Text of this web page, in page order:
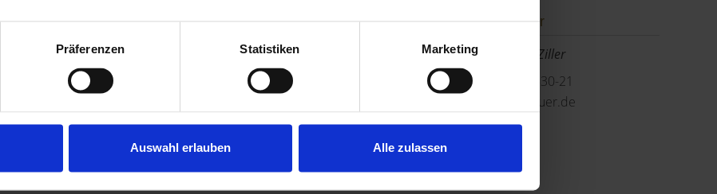
Präferenzen Statistiken Marketing
Auswahl erlauben Alle zulassen
Wohnung befindet sich im 2. und letzten Stockwerk
6 Einheiten verteilen sich zu je zwei Wohnungen auf die
1. und 2. Dachgeschoss aufgeteilt. Sie erreichen Ihre
oder bequem mit dem Aufzug. Hinter der
Dielenbereich. Linker Hand befindet sich die
Einbauküche. Von der Diele aus rechter Hand
seinen ca. 55m², welcher von allen
Ansprechpartner
Herr ZZ_Matthias Ziller
Telefon: 089 749830-21
m.ziller@gerschlauer.de